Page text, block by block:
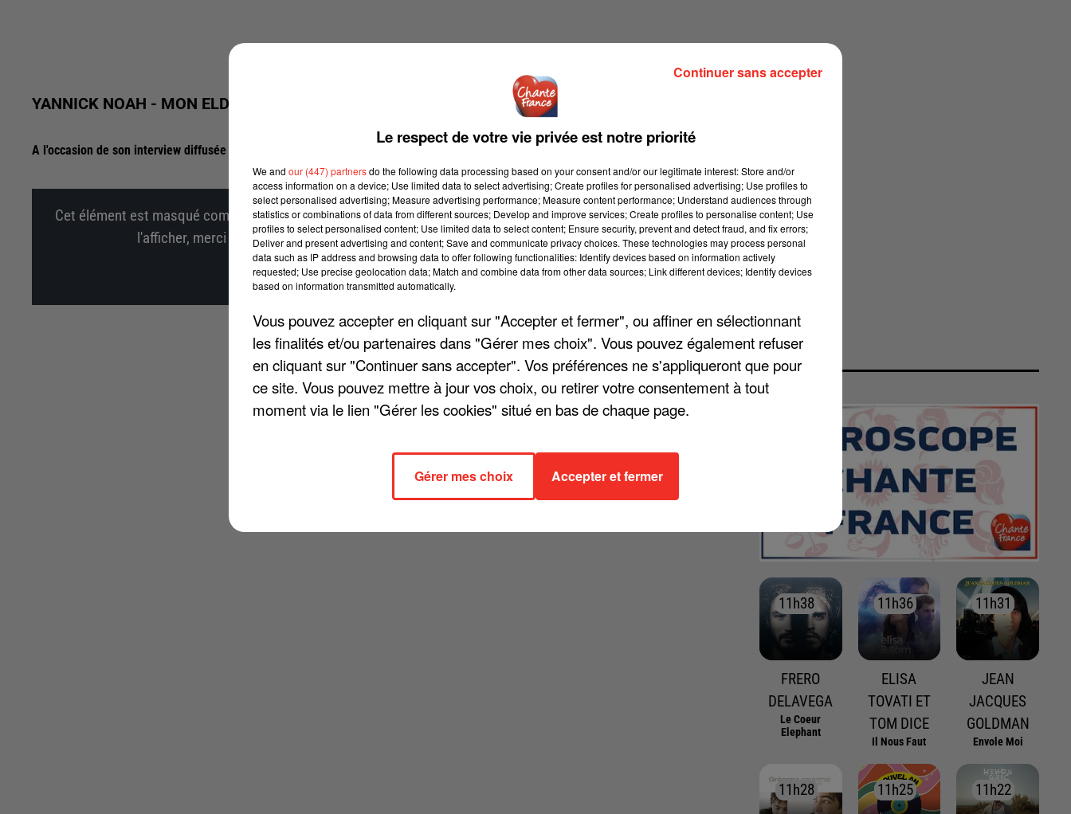
YANNICK NOAH - MON ELDORADO / DU SOLEIL (SESSION CHANTE FRANCE)
A l'occasion de son interview diffusée le Vendredi 28 Octobre 2022 sur Chante France
Cet élément est masqué compte-tenu du refus du dépôt de cookies que vous avez exprimé. Si vous souhaitez
l'afficher, merci de nous donner votre accord en cliquant sur le bouton ci-dessous.
Afficher l'élément
11h38
11h38
FRERO
DELAVEGA
Le Coeur
Elephant
11h36
11h36
ELISA
TOVATI ET
TOM DICE
Il Nous Faut
11h31
11h31
JEAN
JACQUES
GOLDMAN
Envole Moi
11h28
11h28 11h25
11h25 11h22
11h22
Le respect de votre vie privée est notre priorité
We and our (447) partnersdo the following data processing based on your consent and/or our legitimate interest: Store and/or
access information on a device; Use limited data to select advertising; Create profiles for personalised advertising; Use profiles to
select personalised advertising; Measure advertising performance; Measure content performance; Understand audiences through
statistics or combinations of data from different sources; Develop and improve services; Create profiles to personalise content; Use
profiles to select personalised content; Use limited data to select content; Ensure security, prevent and detect fraud, and fix errors;
Deliver and present advertising and content; Save and communicate privacy choices. These technologies may process personal
data such as IP address and browsing data to offer following functionalities: Identify devices based on information actively
requested; Use precise geolocation data; Match and combine data from other data sources; Link different devices; Identify devices
based on information transmitted automatically.
Vous pouvez accepter en cliquant sur "Accepter et fermer", ou affiner en sélectionnant
les finalités et/ou partenaires dans "Gérer mes choix". Vous pouvez également refuser
en cliquant sur "Continuer sans accepter". Vos préférences ne s'appliqueront que pour
ce site. Vous pouvez mettre à jour vos choix, ou retirer votre consentement à tout
moment via le lien "Gérer les cookies" situé en bas de chaque page.
Gérer mes choix Accepter et fermer
Continuer sans accepter